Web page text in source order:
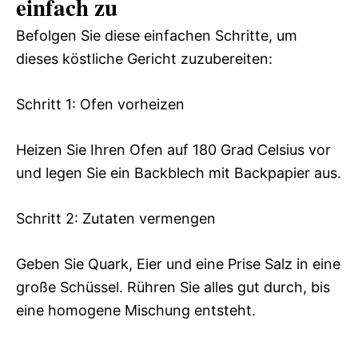
einfach zu
Befolgen Sie diese einfachen Schritte, um
dieses köstliche Gericht zuzubereiten:
Schritt 1: Ofen vorheizen
Heizen Sie Ihren Ofen auf 180 Grad Celsius vor
und legen Sie ein Backblech mit Backpapier aus.
Schritt 2: Zutaten vermengen
Geben Sie Quark, Eier und eine Prise Salz in eine
große Schüssel. Rühren Sie alles gut durch, bis
eine homogene Mischung entsteht.